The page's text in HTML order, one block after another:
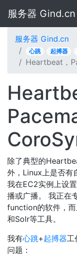
服务器 Gind.cn
服务器 Gind.cn
心跳 起搏器
Heartbeat，
除了典型的
外，Linux上是否有
我在EC2实例上设
播或广播。 我正在
function的软件，
和Solr等工具。
我有心跳+起搏器工
问题：